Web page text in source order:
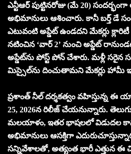
ఎన్టీఆర్ పుట్టినరోజు (మే 20)
అభిమానులు ఆశించారు. కానీ బర్త్ డే
ఎటువంటి అప్డేట్ ఉండదని మేకర్లు
నటించిన ‘వార్ 2’ నుంచి అప్డేట్
అప్డేట్‌ను పోస్ట్ పోన్ చేశారు. మళ్లీ
మిస్సైల్‌ను దించుతామని మేకర్లు హామీ
ప్రశాంత్ నీల్ దర్శకత్వం వహిస్తున్న ఈ
25, 2026న రిలీజ్ చేయనున్నారు.
మలయాళం, ఇతర భాషలలో విడుదల
అభిమానులు ఆసక్తిగా
సన్నివేశాలతో, అత్యంత భారీ ఎత్తున ఈ